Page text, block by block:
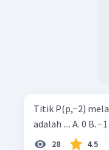
Titik P(p,−2)
adalah .... A. 0 B.
28 4.5